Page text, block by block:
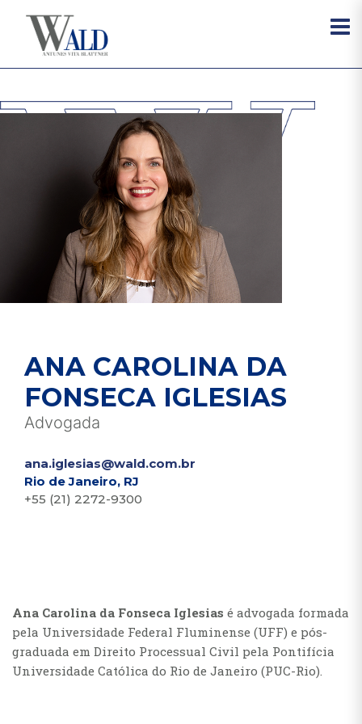
ANA CAROLINA DA
FONSECA IGLESIAS
Advogada
ana.iglesias@wald.com.br
Rio de Janeiro, RJ
+55 (21) 2272-9300
Ana Carolina da Fonseca Iglesias é advogada formada
pela Universidade Federal Fluminense (UFF) e pós-
graduada em Direito Processual Civil pela Pontifícia
Universidade Católica do Rio de Janeiro (PUC-Rio).